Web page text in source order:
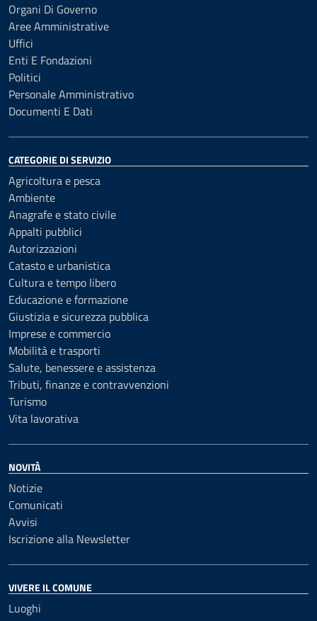
Organi Di Governo
Aree Amministrative
Uffici
Enti E Fondazioni
Politici
Personale Amministrativo
Documenti E Dati
CATEGORIE DI SERVIZIO
Agricoltura e pesca
Ambiente
Anagrafe e stato civile
Appalti pubblici
Autorizzazioni
Catasto e urbanistica
Cultura e tempo libero
Educazione e formazione
Giustizia e sicurezza pubblica
Imprese e commercio
Mobilità e trasporti
Salute, benessere e assistenza
Tributi, finanze e contravvenzioni
Turismo
Vita lavorativa
NOVITÀ
Notizie
Comunicati
Avvisi
Iscrizione alla Newsletter
VIVERE IL COMUNE
Luoghi